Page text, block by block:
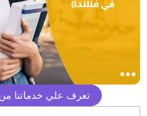
تعرف علي خدماتنا من